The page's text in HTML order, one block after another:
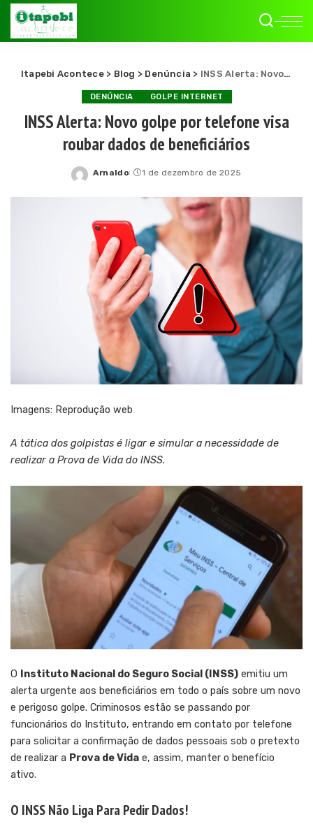
Itapebi Acontece> Blog > Denúncia > INSS Alerta: Novo golpe por telefone visa roubar dados de beneficiários
DENÚNCIA GOLPE INTERNET
INSS Alerta: Novo golpe por telefone visa
roubar dados de beneficiários
Posted
Arnaldo 1 de dezembro de 2025
Imagens: Reprodução web
A tática dos golpistas é ligar e simular a necessidade de
realizar a Prova de Vida do INSS.
O Instituto Nacional do Seguro Social (INSS) emitiu um
alerta urgente aos beneficiários em todo o país sobre um novo
e perigoso golpe. Criminosos estão se passando por
funcionários do Instituto, entrando em contato por telefone
para solicitar a confirmação de dados pessoais sob o pretexto
de realizar a Prova de Vida e, assim, manter o benefício
ativo.
O INSS Não Liga Para Pedir Dados!